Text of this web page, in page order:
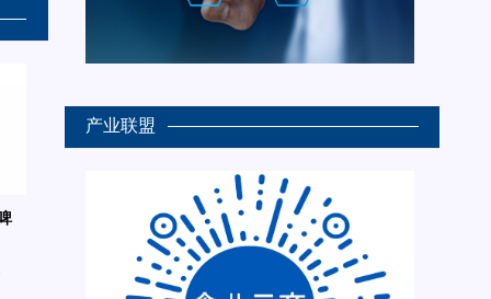
产业联盟